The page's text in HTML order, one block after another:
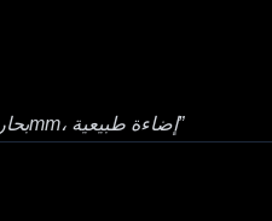
“بحار قديم يرتدي معطف مطر أصفر يقف على منحدر منارة عاصف، ضباب سينمائي، عدسة 35mm، إضاءة طبيعية”